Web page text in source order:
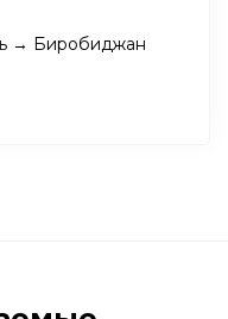
→ Биробиджан